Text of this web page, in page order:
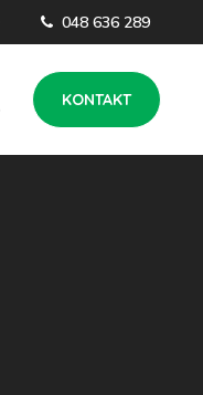
048 636 289
KONTAKT